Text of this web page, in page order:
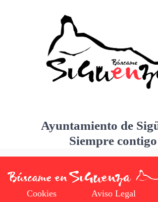
Ayuntamiento de
Siempre contigo
Cookies Aviso Legal